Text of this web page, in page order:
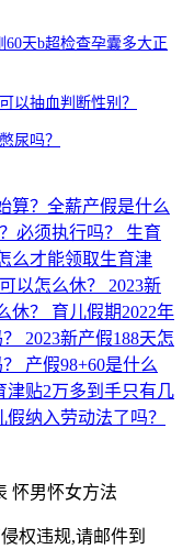
天b超检查孕囊多大正
抽血判断性别？
尿吗？
算？全薪产假是什么
必须执行吗？
生育
么才能领取生育津
以怎么休？
2023新
休？
育儿假期2022年
2023新产假188天怎
产假98+60是什么
津贴2万多到手只有几
假纳入劳动法了吗？
怀男怀女方法
权违规,请邮件到